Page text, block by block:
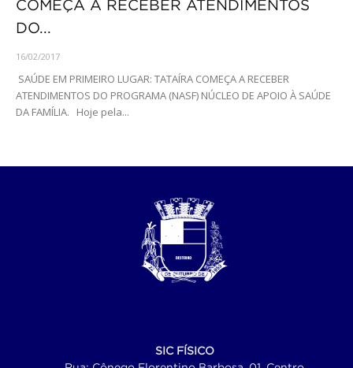
COMEÇA A RECEBER ATENDIMENTOS
DO...
16/02/2017
SAÚDE EM PRIMEIRO LUGAR: TATAÍRA COMEÇA A RECEBER
ATENDIMENTOS DO PROGRAMA (NASF) NÚCLEO DE APOIO À SAÚDE
DA FAMÍLIA. Hoje pela...
SIC FÍSICO